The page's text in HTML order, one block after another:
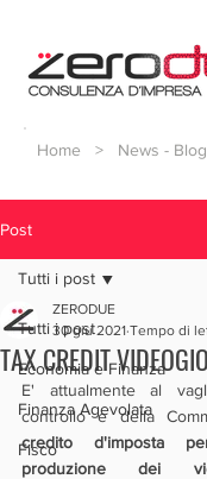
Home > News - Blog
Post
Tutti i post
Economia e Finanza
Finanza Agevolata
Fisco
Tutti i post
TAX CREDIT
ZERODUE
30 giu 2021 Tempo di
E' attualmente al
credito d'imposta
produzione dei